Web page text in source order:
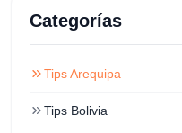
Categorías
Tips Arequipa
Tips Bolivia